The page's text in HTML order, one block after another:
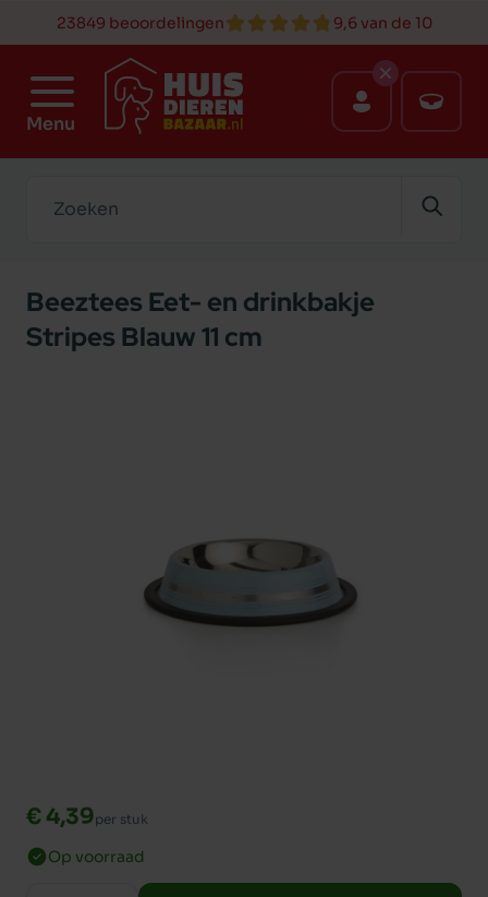
23849 beoordelingen 9,6 van de 10
Menu
Beeztees Eet- en drinkbakje
Stripes Blauw 11 cm
€ 4,39per stuk
Op voorraad